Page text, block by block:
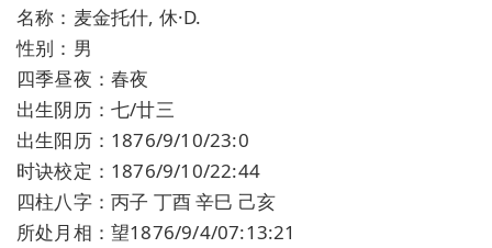
名称：麦金托什, 休·D.
性别：男
四季昼夜：春夜
出生阴历：七/廿三
出生阳历：1876/9/10/23:0
时诀校定：1876/9/10/22:44
四柱八字：丙子 丁酉 辛巳 己亥
所处月相：望1876/9/4/07:13:21